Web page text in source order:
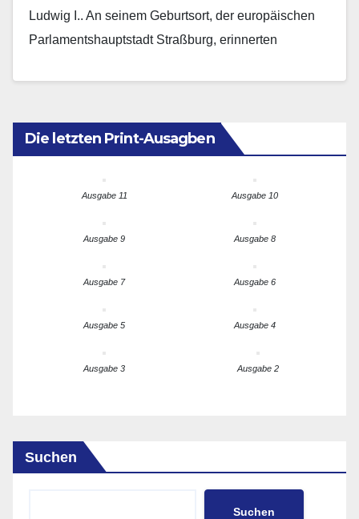
Ludwig I.. An seinem Geburtsort, der europäischen
Parlamentshauptstadt Straßburg, erinnerten
Die letzten Print-Ausagben
Ausgabe 11 Ausgabe 10
Ausgabe 9 Ausgabe 8
Ausgabe 7 Ausgabe 6
Ausgabe 5 Ausgabe 4
Ausgabe 3 Ausgabe 2
Suchen
Suchen